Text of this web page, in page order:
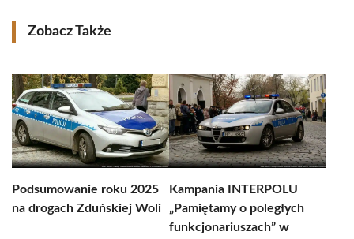
Zobacz Także
Podsumowanie roku 2025
na drogach Zduńskiej Woli
Kampania INTERPOLU
„Pamiętamy o poległych
funkcjonariuszach” w